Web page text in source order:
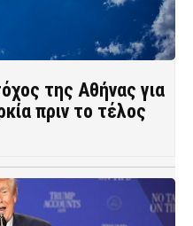
της Αθήνας για
πριν το τέλος